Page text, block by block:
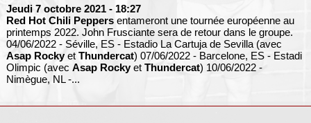
Jeudi 7 octobre 2021 - 18:27
Red Hot Chili Peppersentameront une tournée européenne au
printemps 2022. John Frusciante sera de retour dans le groupe.
04/06/2022 - Séville, ES - Estadio La Cartuja de Sevilla (avec
Asap Rockyet Thundercat) 07/06/2022 - Barcelone, ES - Estadi
Olimpic (avec Asap Rockyet Thundercat) 10/06/2022 -
Nimègue, NL -...